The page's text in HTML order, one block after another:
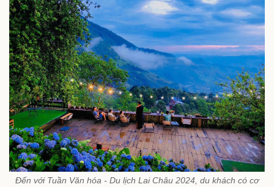
Đến với Tuần Văn hóa - Du lịch Lai Châu 2024, du khách có cơ